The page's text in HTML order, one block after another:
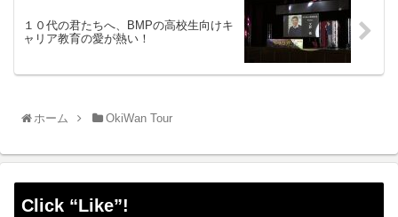
１０代の君たちへ、BMPの高校生向けキ
ャリア教育の愛が熱い！
ホーム OkiWan Tour
Click “Like”!